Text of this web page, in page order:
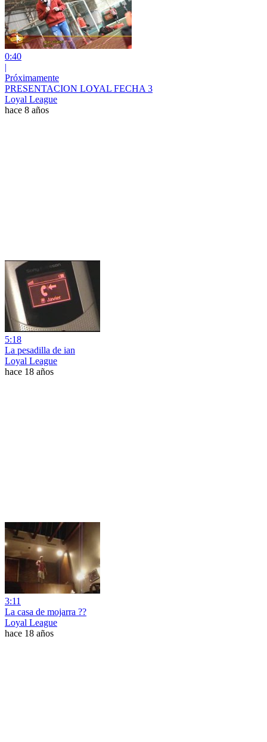
0:40
|
Próximamente
PRESENTACION LOYAL FECHA 3
Loyal League
hace 8 años
5:18
La pesadilla de ian
Loyal League
hace 18 años
3:11
La casa de mojarra ??
Loyal League
hace 18 años